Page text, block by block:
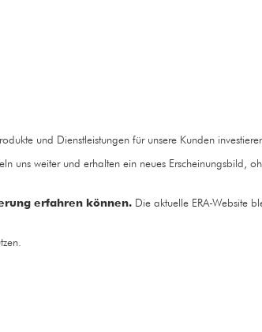
und Dienstleistungen für unsere Kunden
uns weiter und erhalten ein neues Erscheinungsbild,
erfahren können. Die aktuelle ERA-Website